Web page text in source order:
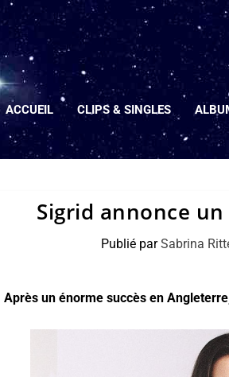
ACCUEIL CLIPS & SINGLES
Sigrid annonce
Publié parSabrina
Après un énorme succès en